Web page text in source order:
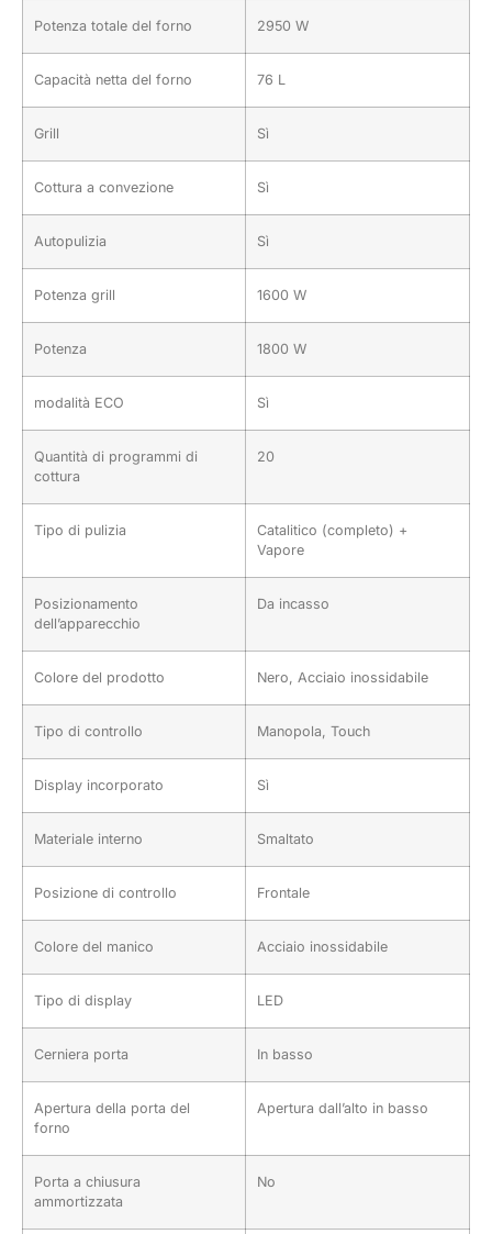
Potenza totale del forno 2950 W
Capacità netta del forno 76 L
Grill Sì
Cottura a convezione Sì
Autopulizia Sì
Potenza grill 1600 W
Potenza 1800 W
modalità ECO Sì
Quantità di programmi di
cottura
20
Tipo di pulizia
Catalitico (completo) +
Vapore
Posizionamento
dell’apparecchio
Da incasso
Colore del prodotto Nero, Acciaio inossidabile
Tipo di controllo Manopola, Touch
Display incorporato Sì
Materiale interno Smaltato
Posizione di controllo Frontale
Colore del manico Acciaio inossidabile
Tipo di display LED
Cerniera porta In basso
Apertura della porta del
forno
Apertura dall’alto in basso
Porta a chiusura
ammortizzata
No